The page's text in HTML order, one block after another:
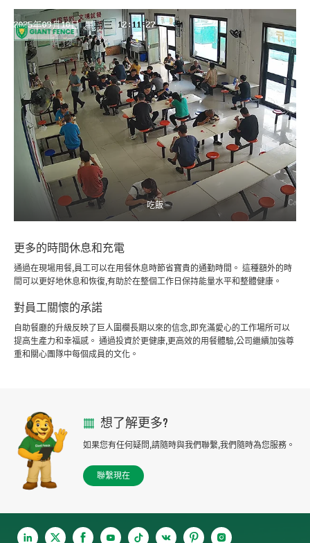
吃飯
更多的時間休息和充電
通過在現場用餐,員工可以在用餐休息時節省寶貴的通勤時間。 這種額外的時
間可以更好地休息和恢復,有助於在整個工作日保持能量水平和整體健康。
對員工關懷的承諾
自助餐廳的升級反映了巨人圍欄長期以來的信念,即充滿愛心的工作場所可以
提高生產力和幸福感。 通過投資於更健康,更高效的用餐體驗,公司繼續加強尊
重和關心團隊中每個成員的文化。
想了解更多?
如果您有任何疑問,請隨時與我們聯繫,我們隨時為您服務。
聯繫現在